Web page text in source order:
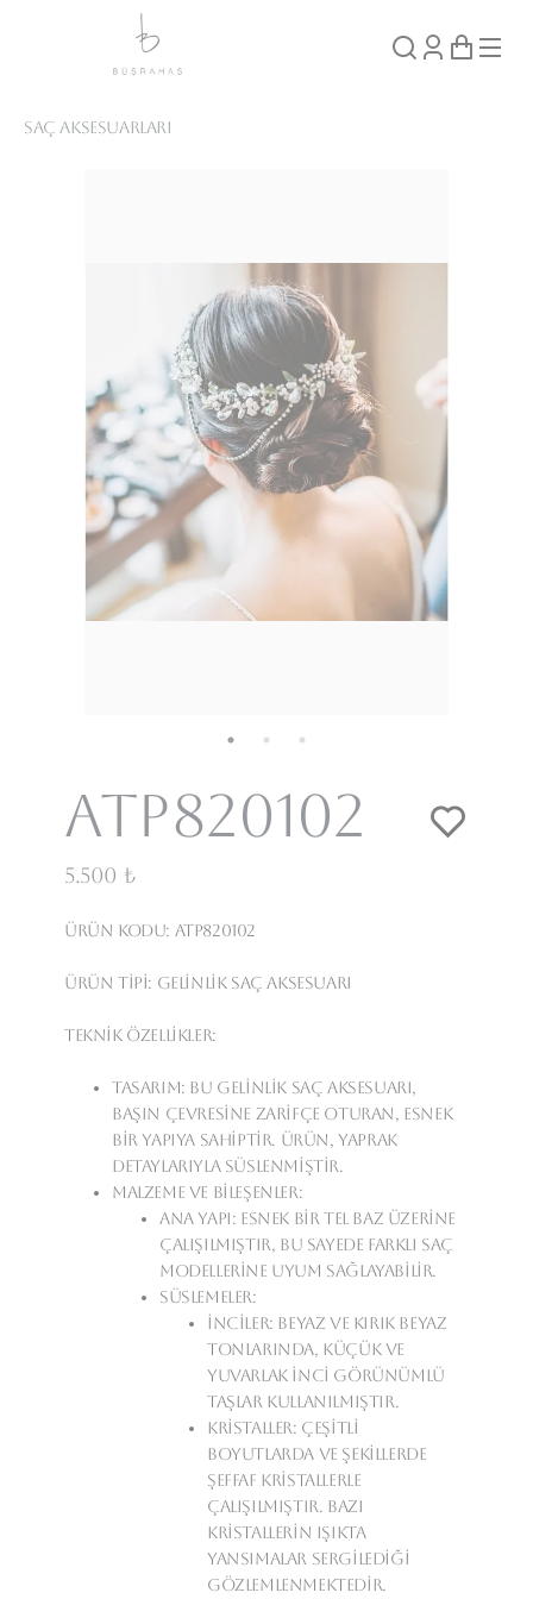
Saç Aksesuarları
Atp820102
5.500 ₺
Ürün Kodu: Atp820102
Ürün Tipi: Gelinlik Saç Aksesuarı
Teknik Özellikler:
Tasarım: Bu gelinlik saç aksesuarı,
başın çevresine zarifçe oturan, esnek
bir yapıya sahiptir. Ürün, yaprak
detaylarıyla süslenmiştir.
Malzeme ve Bileşenler:
Ana Yapı: Esnek bir tel baz üzerine
çalışılmıştır, bu sayede farklı saç
modellerine uyum sağlayabilir.
Süslemeler:
İnciler: Beyaz ve kırık beyaz
tonlarında, küçük ve
yuvarlak inci görünümlü
taşlar kullanılmıştır.
Kristaller: Çeşitli
boyutlarda ve şekillerde
şeffaf kristallerle
çalışılmıştır. Bazı
kristallerin ışıkta
yansımalar sergilediği
gözlemlenmektedir.